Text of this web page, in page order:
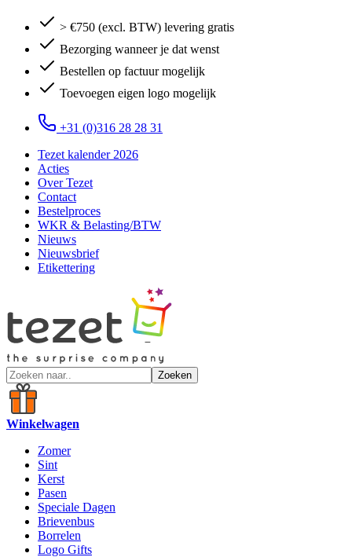
> €750 (excl. BTW) levering gratis
Bezorging wanneer je dat wenst
Bestellen op factuur mogelijk
Toevoegen eigen logo mogelijk
+31 (0)316 28 28 31
Tezet kalender 2026
Acties
Over Tezet
Contact
Bestelproces
WKR & Belasting/BTW
Nieuws
Nieuwsbrief
Etikettering
Zoeken
Winkelwagen
Zomer
Sint
Kerst
Pasen
Speciale Dagen
Brievenbus
Borrelen
Logo Gifts